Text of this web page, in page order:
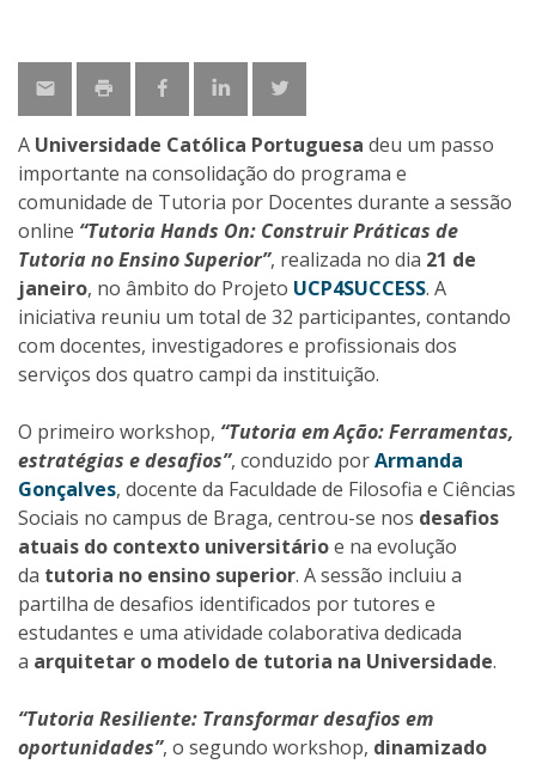
A Universidade Católica Portuguesa deu um passo
importante na consolidação do programa e
comunidade de Tutoria por Docentes durante a sessão
online “Tutoria Hands On: Construir Práticas de
Tutoria no Ensino Superior”, realizada no dia 21 de
janeiro, no âmbito do Projeto UCP4SUCCESS. A
iniciativa reuniu um total de 32 participantes, contando
com docentes, investigadores e profissionais dos
serviços dos quatro campi da instituição.
O primeiro workshop, “Tutoria em Ação: Ferramentas,
estratégias e desafios”, conduzido porArmanda
Gonçalves, docente da Faculdade de Filosofia e Ciências
Sociais no campus de Braga, centrou-se nos desafios
atuais do contexto universitárioe na evolução
da tutoria no ensino superior. A sessão incluiu a
partilha de desafios identificados por tutores e
estudantes e uma atividade colaborativa dedicada
a arquitetar o modelo de tutoria na Universidade.
“Tutoria Resiliente: Transformar desafios em
oportunidades”, o segundo workshop, dinamizado